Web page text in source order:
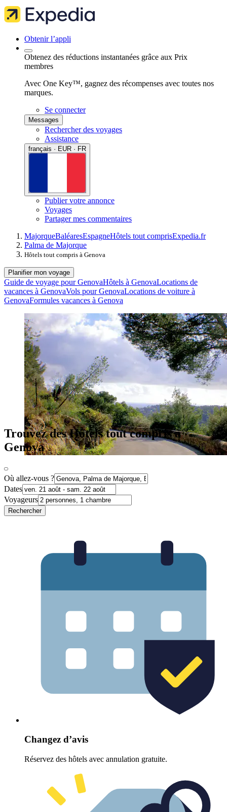
Obtenir l’appli
Obtenez des réductions instantanées grâce aux Prix
membres
Avec One Key™, gagnez des récompenses avec toutes nos
marques.
Se connecter
Messages
Rechercher des voyages
Assistance
français · EUR · FR
Publier votre annonce
Voyages
Partager mes commentaires
MajorqueBaléaresEspagneHôtels tout comprisExpedia.fr
Palma de Majorque
Hôtels tout compris à Genova
Planifier mon voyage
Guide de voyage pour GenovaHôtels à GenovaLocations de
vacances à GenovaVols pour GenovaLocations de voiture à
GenovaFormules vacances à Genova
Trouvez des Hôtels tout compris à
Genova
Où allez-vous ?
Dates
Voyageurs
Rechercher
Changez d’avis
Réservez des hôtels avec annulation gratuite.